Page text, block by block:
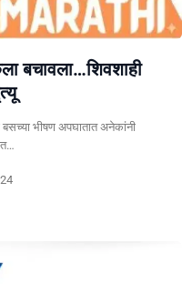
बचावला…शिवशाही
बसच्या भीषण अपघातात अनेकांनी